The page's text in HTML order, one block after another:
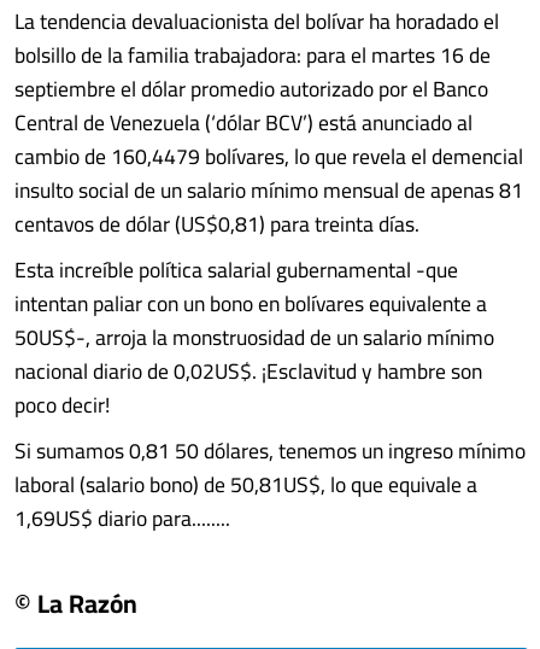
La tendencia devaluacionista del bolívar ha horadado el
bolsillo de la familia trabajadora: para el martes 16 de
septiembre el dólar promedio autorizado por el Banco
Central de Venezuela (‘dólar BCV’) está anunciado al
cambio de 160,4479 bolívares, lo que revela el demencial
insulto social de un salario mínimo mensual de apenas 81
centavos de dólar (US$0,81) para treinta días.
Esta increíble política salarial gubernamental -que
intentan paliar con un bono en bolívares equivalente a
50US$-, arroja la monstruosidad de un salario mínimo
nacional diario de 0,02US$. ¡Esclavitud y hambre son
poco decir!
Si sumamos 0,81 50 dólares, tenemos un ingreso mínimo
laboral (salario bono) de 50,81US$, lo que equivale a
1,69US$ diario para........
© La Razón